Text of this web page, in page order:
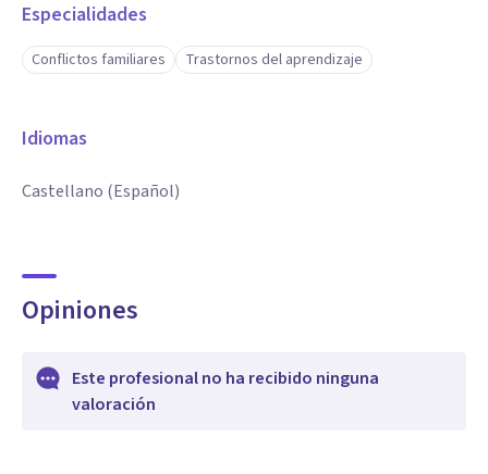
Especialidades
Conflictos familiares Trastornos del aprendizaje
Idiomas
Castellano (Español)
Opiniones
Este profesional no ha recibido ninguna
valoración